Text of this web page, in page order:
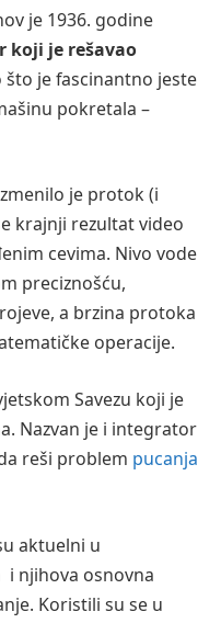
je 1936. godine
koji je rešavao
što je fascinantno jeste
pokretala –
je protok (i
krajnji rezultat video
cevima. Nivo vode
preciznošću,
a brzina protoka
operacije.
Savezu koji je
Nazvan je i integrator
reši problem pucanja
aktuelni u
i njihova osnovna
Koristili su se u